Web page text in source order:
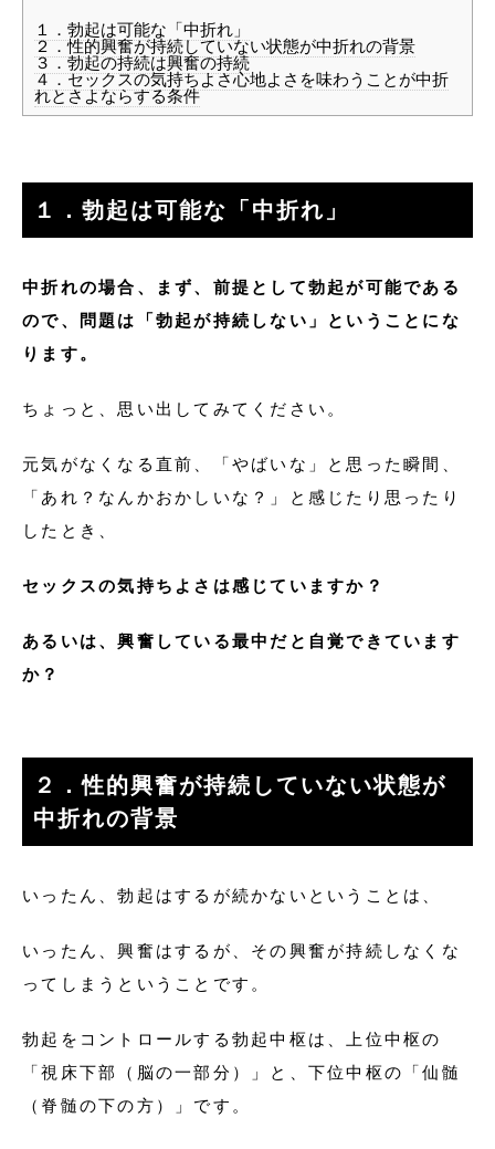
１．勃起は可能な「中折れ」
２．性的興奮が持続していない状態が中折れの背景
３．勃起の持続は興奮の持続
４．セックスの気持ちよさ心地よさを味わうことが中折
れとさよならする条件
１．勃起は可能な「中折れ」
中折れの場合、まず、前提として勃起が可能である
ので、問題は「勃起が持続しない」ということにな
ります。
ちょっと、思い出してみてください。
元気がなくなる直前、「やばいな」と思った瞬間、
「あれ？なんかおかしいな？」と感じたり思ったり
したとき、
セックスの気持ちよさは感じていますか？
あるいは、興奮している最中だと自覚できています
か？
２．性的興奮が持続していない状態が
中折れの背景
いったん、勃起はするが続かないということは、
いったん、興奮はするが、その興奮が持続しなくな
ってしまうということです。
勃起をコントロールする勃起中枢は、上位中枢の
「視床下部（脳の一部分）」と、下位中枢の「仙髄
（脊髄の下の方）」です。